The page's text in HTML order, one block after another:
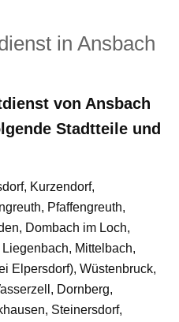
in Ansbach
von Ansbach
Stadtteile und
Kurzendorf,
Pfaffengreuth,
Dombach im Loch,
Mittelbach,
Elpersdorf), Wüstenbruck,
Dornberg,
Steinersdorf,